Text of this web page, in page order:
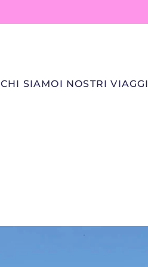
CHI SIAMOI NOSTRI VIAGGI